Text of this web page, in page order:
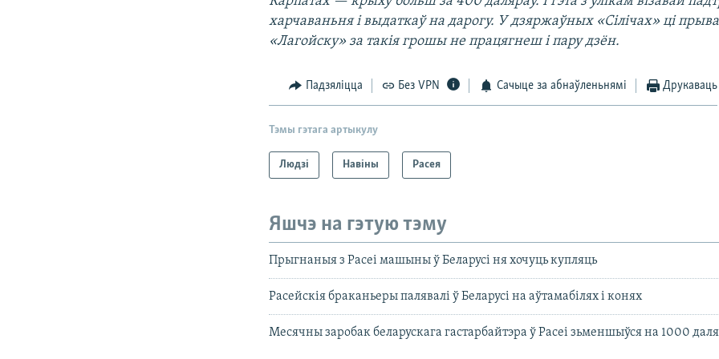
харчаваньня і выдаткаў на дарогу. У дзяржаўных «Сілічах» ці
«Лагойску» за такія грошы не працягнеш і пару дзён.
Падзяліцца Без VPN Сачыце за абнаўленьнямі Друкаваць
Тэмы гэтага артыкулу
Людзі Навіны Расея
Яшчэ на гэтую тэму
Прыгнаныя з Расеі машыны ў Беларусі ня хочуць купляць
Расейскія браканьеры палявалі ў Беларусі на аўтамабілях і конях
Месячны заробак беларускага гастарбайтэра ў Расеі зьменшыўся на 1000